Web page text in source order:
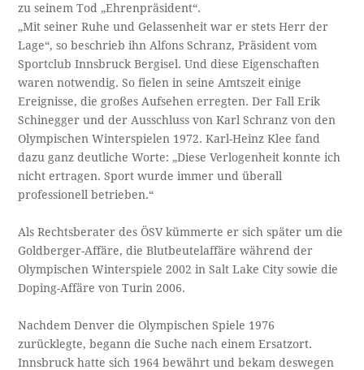
zu seinem Tod „Ehrenpräsident“.
„Mit seiner Ruhe und Gelassenheit war er stets Herr der
Lage“, so beschrieb ihn Alfons Schranz, Präsident vom
Sportclub Innsbruck Bergisel. Und diese Eigenschaften
waren notwendig. So fielen in seine Amtszeit einige
Ereignisse, die großes Aufsehen erregten. Der Fall Erik
Schinegger und der Ausschluss von Karl Schranz von den
Olympischen Winterspielen 1972. Karl-Heinz Klee fand
dazu ganz deutliche Worte: „Diese Verlogenheit konnte ich
nicht ertragen. Sport wurde immer und überall
professionell betrieben.“
Als Rechtsberater des ÖSV kümmerte er sich später um die
Goldberger-Affäre, die Blutbeutelaffäre während der
Olympischen Winterspiele 2002 in Salt Lake City sowie die
Doping-Affäre von Turin 2006.
Nachdem Denver die Olympischen Spiele 1976
zurücklegte, begann die Suche nach einem Ersatzort.
Innsbruck hatte sich 1964 bewährt und bekam deswegen